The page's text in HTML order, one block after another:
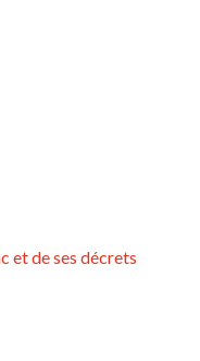
et de ses décrets